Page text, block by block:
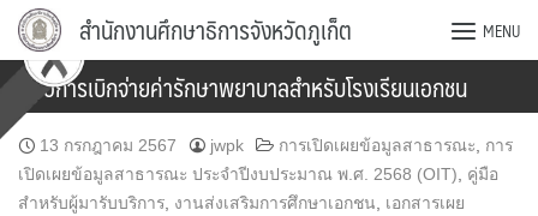
Skip
content
สำนักงานศึกษาธิการจังหวัดภูเก็ต MENU
คู่มือการเบิกจ่ายค่ารักษาพยาบาลสำหรับโรงเรียนเอกชน
13 กรกฎาคม 2567 jwpk การเปิดเผยข้อมูลสาธารณะ
การ
เปิดเผยข้อมูลสาธารณะ ประจำปีงบประมาณ พ.ศ. 2568 (OIT)
คู่มือ
สำหรับผู้มารับบริการ งานส่งเสริมการศึกษาเอกชน
เอกสารเผย